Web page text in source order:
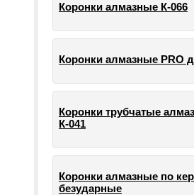
Коронки алмазные К-066
Коронки алмазные PRO
Коронки трубчатые
К-041
Коронки алмазные по
безударные